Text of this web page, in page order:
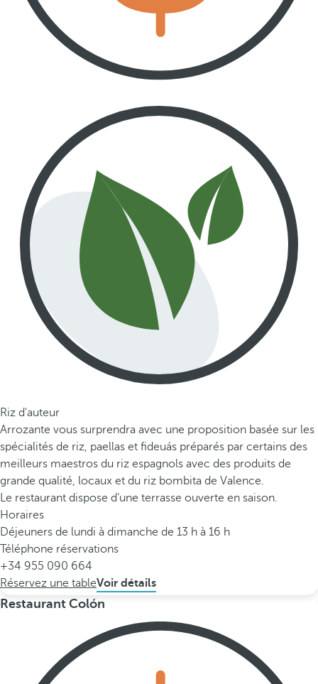
Riz d'auteur
Arrozante vous surprendra avec une proposition basée sur les
spécialités de riz, paellas et fideuás préparés par certains des
meilleurs maestros du riz espagnols avec des produits de
grande qualité, locaux et du riz bombita de Valence.
Le restaurant dispose d’une terrasse ouverte en saison.
Horaires
Déjeuners de lundi à dimanche de 13 h à 16 h
Téléphone réservations
+34 955 090 664
Réservez une tableVoir détails
Restaurant Colón